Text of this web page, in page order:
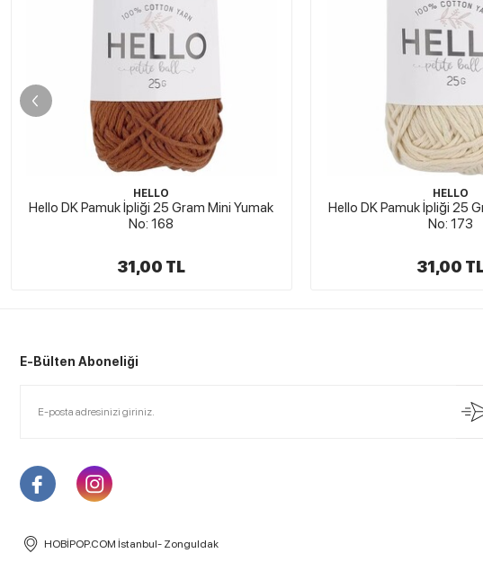
HELLO
Hello DK Pamuk İpliği 25 Gram Mini Yumak
No: 173
31,00 TL
HELLO
Hello DK Pamuk İpliği 25
No: 109
31,00
E-Bülten Aboneliği
HOBİPOP.COM İstanbul- Zonguldak